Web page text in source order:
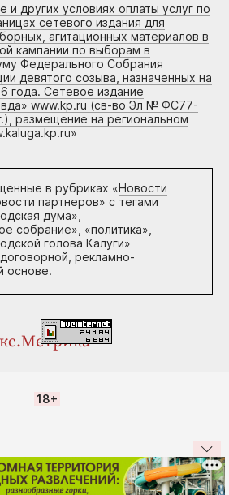
и других условиях оплаты услуг по
сетевого издания для
агитационных материалов в
кампании по выборам в
Федерального Собрания
девятого созыва, назначенных на
года. Сетевое издание
www.kp.ru (св-во Эл № ФС77-
размещение на региональном
»
в рубриках «Новости
партнеров» с тегами
дума»,
собрание», «политика»,
голова Калуги»
рекламно-
основе.
18+